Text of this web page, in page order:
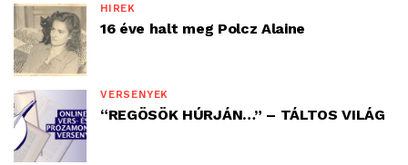
HÍREK
16 éve halt meg Polcz Alaine
VERSENYEK
“REGÖSÖK HÚRJÁN…” – TÁLTOS VILÁG